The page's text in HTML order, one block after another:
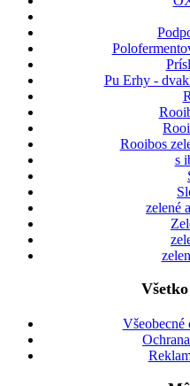
Pu Erhy -
Rooibos
s
zelené
Všeobecné